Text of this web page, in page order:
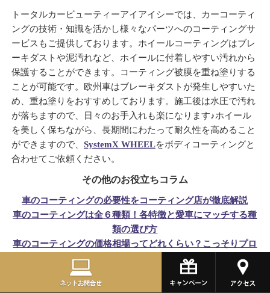
トータルカービューティーアイアイシーでは、カーコーティ
ングの技術・知識を活かし様々なパーツへのコーティングサ
ービスもご提供しております。ホイールコーティングはブレ
ーキダストや泥汚れなど、ホイールに付着しやすい汚れから
保護することができます。コーティング被膜を重ね塗りする
ことが可能です。欧州車はブレーキダストが発生しやすいた
め、重ね塗りをおすすめしております。施工後は水圧で汚れ
が落ちますので、日々のお手入れも楽になります♪ホイール
を美しく保ちながら、長期間にわたって耐久性を高めること
ができますので、 SystemX WHEELをボディコーティングと
合わせてご依頼ください。
その他のお役立ちコラム
車のコーティングの必要性をコーティング店が徹底解説
車のコーティングは全６種類！各特徴と愛車にマッチする種
類の選び方
車のコーティングの価格相場ってどれくらい？こっそりプロ